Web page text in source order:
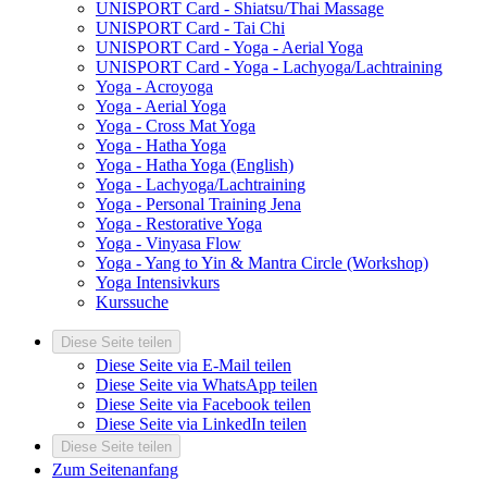
UNISPORT Card - Shiatsu/Thai Massage
UNISPORT Card - Tai Chi
UNISPORT Card - Yoga - Aerial Yoga
UNISPORT Card - Yoga - Lachyoga/Lachtraining
Yoga - Acroyoga
Yoga - Aerial Yoga
Yoga - Cross Mat Yoga
Yoga - Hatha Yoga
Yoga - Hatha Yoga (English)
Yoga - Lachyoga/Lachtraining
Yoga - Personal Training Jena
Yoga - Restorative Yoga
Yoga - Vinyasa Flow
Yoga - Yang to Yin & Mantra Circle (Workshop)
Yoga Intensivkurs
Kurssuche
Diese Seite teilen
Diese Seite via E-Mail teilen
Diese Seite via WhatsApp teilen
Diese Seite via Facebook teilen
Diese Seite via LinkedIn teilen
Diese Seite teilen
Zum Seitenanfang